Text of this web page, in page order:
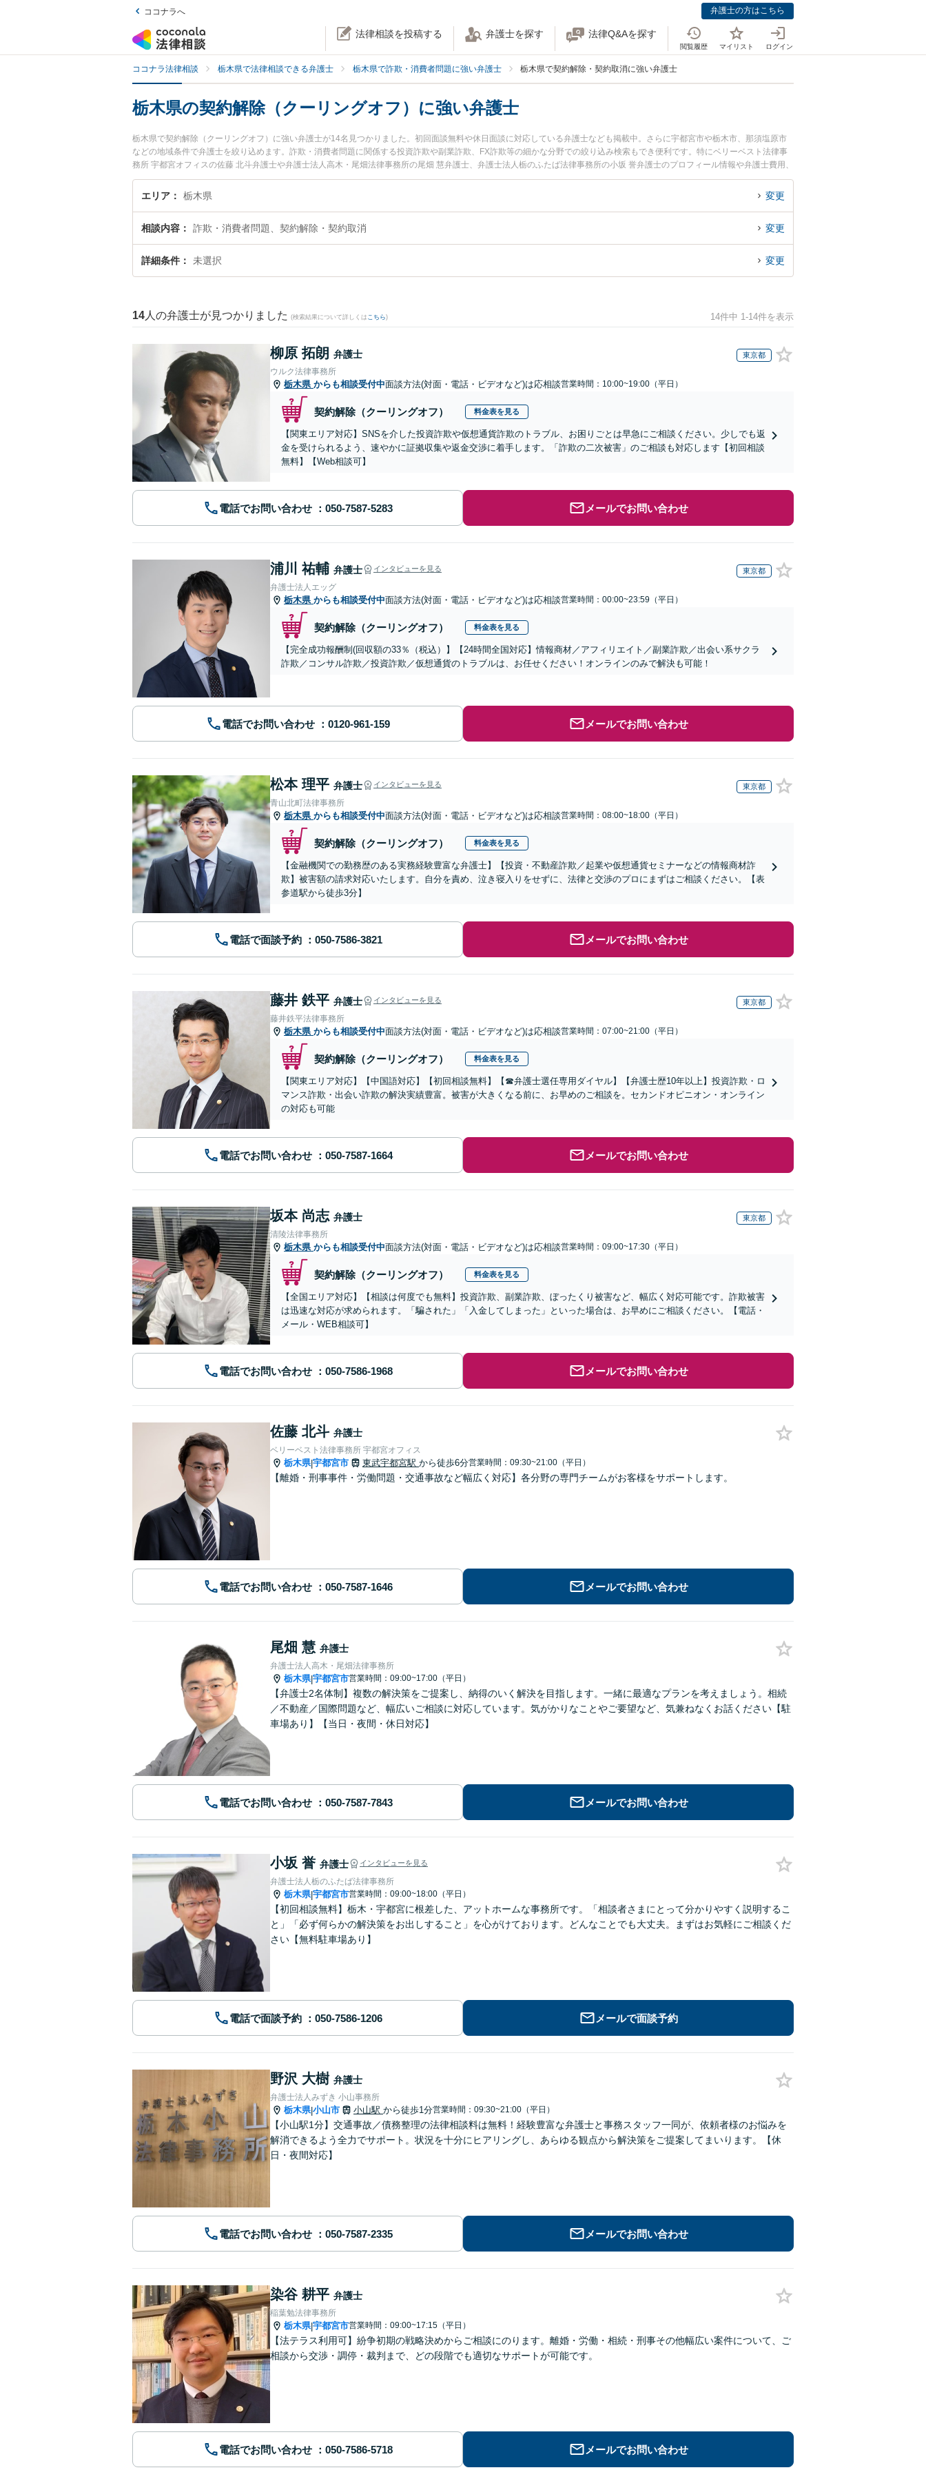
ココナラへ 弁護士の方はこちら
法律相談を投稿する 弁護士を探す 法律Q&Aを探す
閲覧履歴 マイリスト ログイン
ココナラ法律相談 栃木県で法律相談できる弁護士 栃木県で詐欺・消費者問題に強い弁護士 栃木県で契約解除・契約取消に強い弁護士
栃木県の契約解除（クーリングオフ）に強い弁護士
栃木県で契約解除（クーリングオフ）に強い弁護士が14名見つかりました。初回面談無料や休日面談に対応している弁護士なども掲載中。さらに宇都宮市や栃木市、那須塩原市
などの地域条件で弁護士を絞り込めます。詐欺・消費者問題に関係する投資詐欺や副業詐欺、FX詐欺等の細かな分野での絞り込み検索もでき便利です。特にベリーベスト法律事
務所 宇都宮オフィスの佐藤 北斗弁護士や弁護士法人高木・尾畑法律事務所の尾畑 慧弁護士、弁護士法人栃のふたば法律事務所の小坂 誉弁護士のプロフィール情報や弁護士費用、
強みなどが注目されています。『栃木県で土日や夜間に発生した契約解除（クーリングオフ）のトラブルを今すぐに弁護士に相談したい』『契約解除（クーリングオフ）のトラブ
ル解決の実績豊富な近くの弁護士を検索したい』『初回相談無料で契約解除（クーリングオフ）を法律相談できる栃木県内の弁護士に相談予約したい』などでお困りの相談者さん
エリア 栃木県 変更
相談内容 詐欺・消費者問題、契約解除・契約取消 変更
詳細条件 未選択 変更
14 人の弁護士が見つかりました (検索結果について詳しくは こちら) 14件中 1-14件を表示
柳原 拓朗 弁護士 東京都
ウルク法律事務所
栃木県 からも相談受付中面談方法(対面・電話・ビデオなど)は応相談営業時間：10:00~19:00（平日）
契約解除（クーリングオフ） 料金表を見る
【関東エリア対応】SNSを介した投資詐欺や仮想通貨詐欺のトラブル、お困りごとは早急にご相談ください。少しでも返
金を受けられるよう、速やかに証拠収集や返金交渉に着手します。「詐欺の二次被害」のご相談も対応します【初回相談
無料】【Web相談可】
電話でお問い合わせ メールでお問い合わせ
浦川 祐輔 弁護士 インタビューを見る 東京都
弁護士法人エッグ
栃木県 からも相談受付中面談方法(対面・電話・ビデオなど)は応相談営業時間：00:00~23:59（平日）
契約解除（クーリングオフ） 料金表を見る
【完全成功報酬制(回収額の33％（税込）】【24時間全国対応】情報商材／アフィリエイト／副業詐欺／出会い系サクラ
詐欺／コンサル詐欺／投資詐欺／仮想通貨のトラブルは、お任せください！オンラインのみで解決も可能！
電話でお問い合わせ メールでお問い合わせ
松本 理平 弁護士 インタビューを見る 東京都
青山北町法律事務所
栃木県 からも相談受付中面談方法(対面・電話・ビデオなど)は応相談営業時間：08:00~18:00（平日）
契約解除（クーリングオフ） 料金表を見る
【金融機関での勤務歴のある実務経験豊富な弁護士】【投資・不動産詐欺／起業や仮想通貨セミナーなどの情報商材詐
欺】被害額の請求対応いたします。自分を責め、泣き寝入りをせずに、法律と交渉のプロにまずはご相談ください。【表
参道駅から徒歩3分】
電話で面談予約 メールでお問い合わせ
藤井 鉄平 弁護士 インタビューを見る 東京都
藤井鉄平法律事務所
栃木県 からも相談受付中面談方法(対面・電話・ビデオなど)は応相談営業時間：07:00~21:00（平日）
契約解除（クーリングオフ） 料金表を見る
【関東エリア対応】【中国語対応】【初回相談無料】【☎︎弁護士選任専用ダイヤル】【弁護士歴10年以上】投資詐欺・ロ
マンス詐欺・出会い詐欺の解決実績豊富。被害が大きくなる前に、お早めのご相談を。セカンドオピニオン・オンライン
の対応も可能
電話でお問い合わせ メールでお問い合わせ
坂本 尚志 弁護士 東京都
清陵法律事務所
栃木県 からも相談受付中面談方法(対面・電話・ビデオなど)は応相談営業時間：09:00~17:30（平日）
契約解除（クーリングオフ） 料金表を見る
【全国エリア対応】【相談は何度でも無料】投資詐欺、副業詐欺、ぼったくり被害など、幅広く対応可能です。詐欺被害
は迅速な対応が求められます。「騙された」「入金してしまった」といった場合は、お早めにご相談ください。【電話・
メール・WEB相談可】
電話でお問い合わせ メールでお問い合わせ
佐藤 北斗 弁護士
ベリーベスト法律事務所 宇都宮オフィス
栃木県|宇都宮市 東武宇都宮駅 から徒歩6分営業時間：09:30~21:00（平日）
【離婚・刑事事件・労働問題・交通事故など幅広く対応】各分野の専門チームがお客様をサポートします。
電話でお問い合わせ メールでお問い合わせ
尾畑 慧 弁護士
弁護士法人高木・尾畑法律事務所
栃木県|宇都宮市営業時間：09:00~17:00（平日）
【弁護士2名体制】複数の解決策をご提案し、納得のいく解決を目指します。一緒に最適なプランを考えましょう。相続
／不動産／国際問題など、幅広いご相談に対応しています。気がかりなことやご要望など、気兼ねなくお話ください【駐
車場あり】【当日・夜間・休日対応】
電話でお問い合わせ メールでお問い合わせ
小坂 誉 弁護士 インタビューを見る
弁護士法人栃のふたば法律事務所
栃木県|宇都宮市営業時間：09:00~18:00（平日）
【初回相談無料】栃木・宇都宮に根差した、アットホームな事務所です。「相談者さまにとって分かりやすく説明するこ
と」「必ず何らかの解決策をお出しすること」を心がけております。どんなことでも大丈夫。まずはお気軽にご相談くだ
さい【無料駐車場あり】
電話で面談予約 メールで面談予約
野沢 大樹 弁護士
弁護士法人みずき 小山事務所
栃木県|小山市 小山駅 から徒歩1分営業時間：09:30~21:00（平日）
【小山駅1分】交通事故／債務整理の法律相談料は無料！経験豊富な弁護士と事務スタッフ一同が、依頼者様のお悩みを
解消できるよう全力でサポート。状況を十分にヒアリングし、あらゆる観点から解決策をご提案してまいります。【休
日・夜間対応】
電話でお問い合わせ メールでお問い合わせ
染谷 耕平 弁護士
稲葉勉法律事務所
栃木県|宇都宮市営業時間：09:00~17:15（平日）
【法テラス利用可】紛争初期の戦略決めからご相談にのります。離婚・労働・相続・刑事その他幅広い案件について、ご
相談から交渉・調停・裁判まで、どの段階でも適切なサポートが可能です。
電話でお問い合わせ メールでお問い合わせ